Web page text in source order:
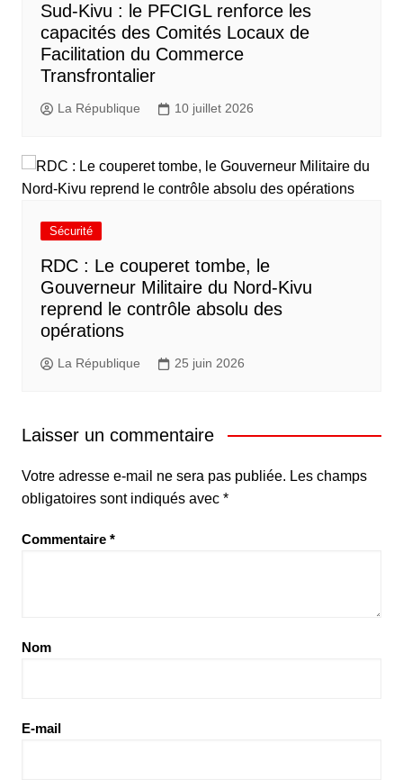
Sud-Kivu : le PFCIGL renforce les
capacités des Comités Locaux de
Facilitation du Commerce
Transfrontalier
La République 10 juillet 2026
Sécurité
RDC : Le couperet tombe, le
Gouverneur Militaire du Nord-Kivu
reprend le contrôle absolu des
opérations
La République 25 juin 2026
Laisser un commentaire
Votre adresse e-mail ne sera pas publiée. Les champs
obligatoires sont indiqués avec *
Commentaire *
Nom
E-mail